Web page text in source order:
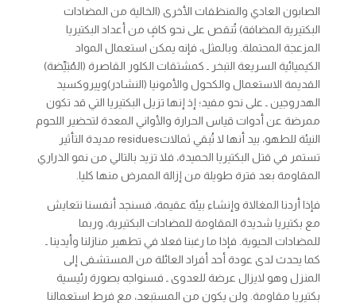
الصابون العادي والمنظفات الأخرى (الخالية من المضادات
البكتيرية المضافة) تُنقص على نحو كافٍ من أعداد البكتيريا
المزعجة المحتملة. وبالمثل، فإنه يمكن استعمال المواد
الكيميائية السريعة التبخر ـ كمشتقات الكلور القاصرة (المُبَيِّضة)
القديمة الاستعمال والكحول والأمونيا (النشادر)وپيروكسيد
الهدروجين ـ على نحو مفيد؛ إذ إنها تزيل البكتيريا التي قد تكون
ممرضة عن أدوات قياس الحرارة والأواني المعدة لتحضير اللحوم
النيئة للطهو، بيد أنها لا تُبقي ثمالاتresiduesمديدة التأثير
تستمر في قتل البكتيريا الحميدة، فلا تزيد بالتالي من نمو الذراري
المقاومة بعد فترة طويلة من إزالة الممرض منها كليا.
فإذا أردنا المغالاة وإنشاء بيئة عقيمة، فسنجد أنفسنا نتعايش
مع بكتيريا شديدة المقاومة للمضادات البكتيرية، وربما
للمضادات الحيوية. فإذا ما رغبنا فعلا في تطهير منازلنا وأيدينا ـ
كما يحدث لدى عودة أحد أفراد العائلة من المستشفى إلى
المنزل وهو لايزال عرضة للعدوى ـ فسنواجه بصورة رئيسية
بكتيريا مقاومة. ولن يكون من المستبعد، مع فرط استعمالنا